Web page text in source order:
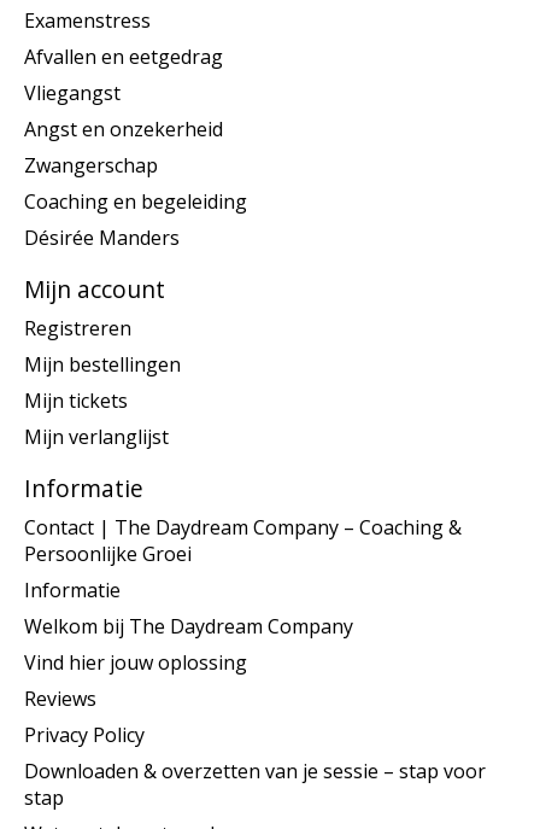
Examenstress
Afvallen en eetgedrag
Vliegangst
Angst en onzekerheid
Zwangerschap
Coaching en begeleiding
Désirée Manders
Mijn account
Registreren
Mijn bestellingen
Mijn tickets
Mijn verlanglijst
Informatie
Contact | The Daydream Company – Coaching &
Persoonlijke Groei
Informatie
Welkom bij The Daydream Company
Vind hier jouw oplossing
Reviews
Privacy Policy
Downloaden & overzetten van je sessie – stap voor
stap